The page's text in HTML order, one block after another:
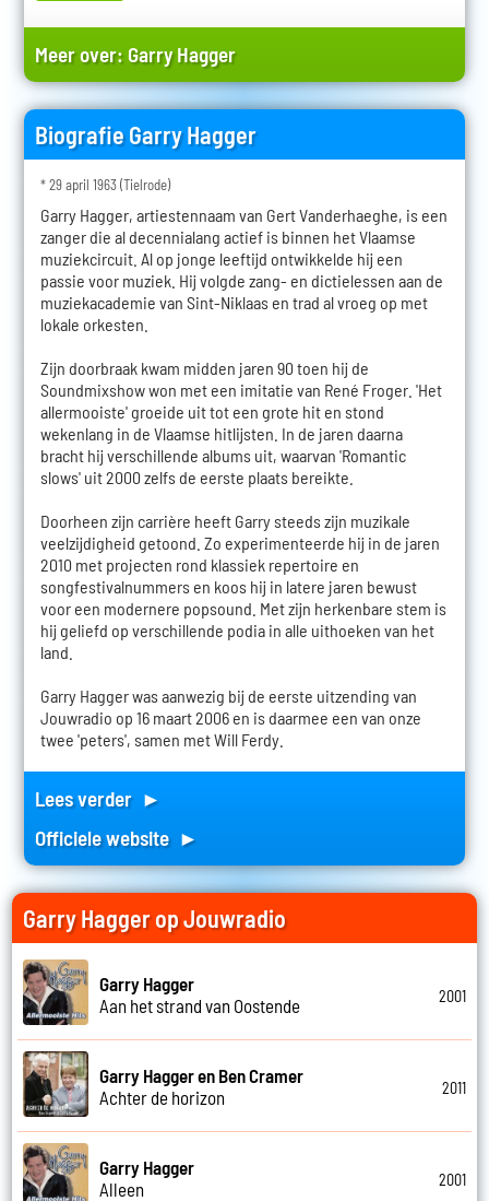
Meer over: Garry Hagger
Biografie Garry Hagger
* 29 april 1963 (Tielrode)
Garry Hagger, artiestennaam van Gert Vanderhaeghe, is een
zanger die al decennialang actief is binnen het Vlaamse
muziekcircuit. Al op jonge leeftijd ontwikkelde hij een
passie voor muziek. Hij volgde zang- en dictielessen aan de
muziekacademie van Sint-Niklaas en trad al vroeg op met
lokale orkesten.
Zijn doorbraak kwam midden jaren 90 toen hij de
Soundmixshow won met een imitatie van René Froger. 'Het
allermooiste' groeide uit tot een grote hit en stond
wekenlang in de Vlaamse hitlijsten. In de jaren daarna
bracht hij verschillende albums uit, waarvan 'Romantic
slows' uit 2000 zelfs de eerste plaats bereikte.
Doorheen zijn carrière heeft Garry steeds zijn muzikale
veelzijdigheid getoond. Zo experimenteerde hij in de jaren
2010 met projecten rond klassiek repertoire en
songfestivalnummers en koos hij in latere jaren bewust
voor een modernere popsound. Met zijn herkenbare stem is
hij geliefd op verschillende podia in alle uithoeken van het
land.
Garry Hagger was aanwezig bij de eerste uitzending van
Jouwradio op 16 maart 2006 en is daarmee een van onze
twee 'peters', samen met Will Ferdy.
Lees verder ►
Officiele website ►
Garry Hagger op Jouwradio
Garry Hagger
Aan het strand van Oostende
2001
Garry Hagger en Ben Cramer
Achter de horizon
2011
Garry Hagger
Alleen
2001